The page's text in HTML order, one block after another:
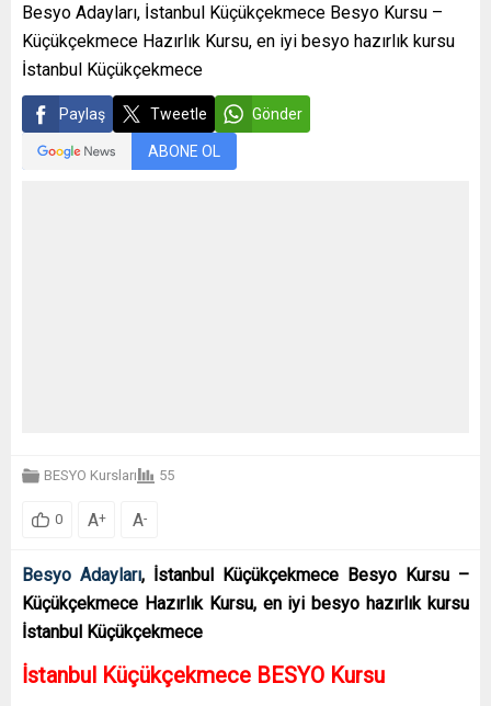
Besyo Adayları, İstanbul Küçükçekmece Besyo Kursu –
Küçükçekmece Hazırlık Kursu, en iyi besyo hazırlık kursu
İstanbul Küçükçekmece
Paylaş Tweetle Gönder
ABONE OL
BESYO Kursları 55
0 A+ A-
Besyo Adayları, İstanbul Küçükçekmece Besyo Kursu –
Küçükçekmece Hazırlık Kursu, en iyi besyo hazırlık kursu
İstanbul Küçükçekmece
İstanbul Küçükçekmece BESYO Kursu